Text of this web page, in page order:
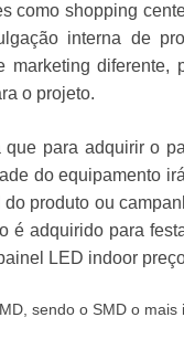
como shopping
interna de
diferente,
o projeto.
para adquirir o
do equipamento
produto ou
é adquirido para
LED indoor
sendo o SMD o